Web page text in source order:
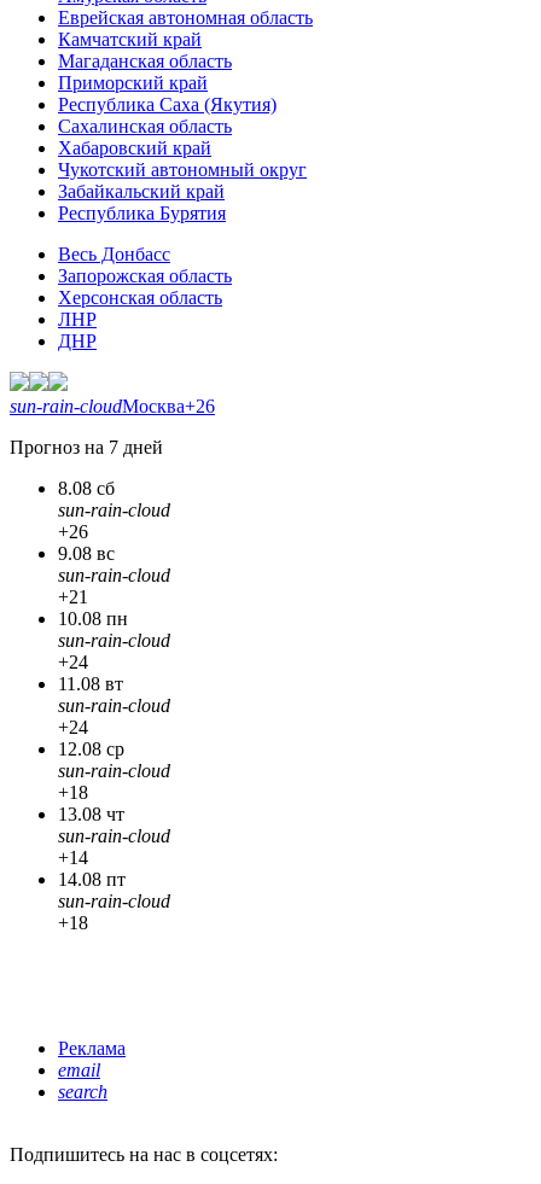
Еврейская автономная область
Камчатский край
Магаданская область
Приморский край
Республика Саха (Якутия)
Сахалинская область
Хабаровский край
Чукотский автономный округ
Забайкальский край
Республика Бурятия
Весь Донбасс
Запорожская область
Херсонская область
ЛНР
ДНР
sun-rain-cloudМосква+26
Прогноз на 7 дней
8.08 сб
sun-rain-cloud
+26
9.08 вс
sun-rain-cloud
+21
10.08 пн
sun-rain-cloud
+24
11.08 вт
sun-rain-cloud
+24
12.08 ср
sun-rain-cloud
+18
13.08 чт
sun-rain-cloud
+14
14.08 пт
sun-rain-cloud
+18
Реклама
email
search
Подпишитесь на нас в соцсетях: